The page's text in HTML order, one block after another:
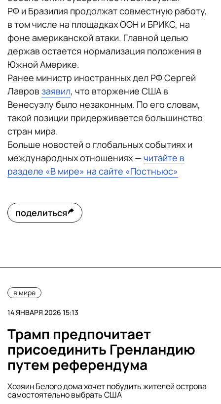
РФ и Бразилия продолжат совместную работу,
в том числе на площадках ООН и БРИКС, на
фоне американской атаки. Главной целью
держав остается нормализация положения в
Южной Америке.
Ранее министр иностранных дел РФ Сергей
Лавров заявил, что вторжение США в
Венесуэлу было незаконным. По его словам,
такой позиции придерживается большинство
стран мира.
Больше новостей о глобальных событиях и
международных отношениях — читайте в
разделе «В мире» на сайте «Постньюс»
поделиться
в мире
14 ЯНВАРЯ 2026 15:13
Трамп предпочитает
присоединить Гренландию
путем референдума
Хозяин Белого дома хочет побудить жителей острова
самостоятельно выбрать США